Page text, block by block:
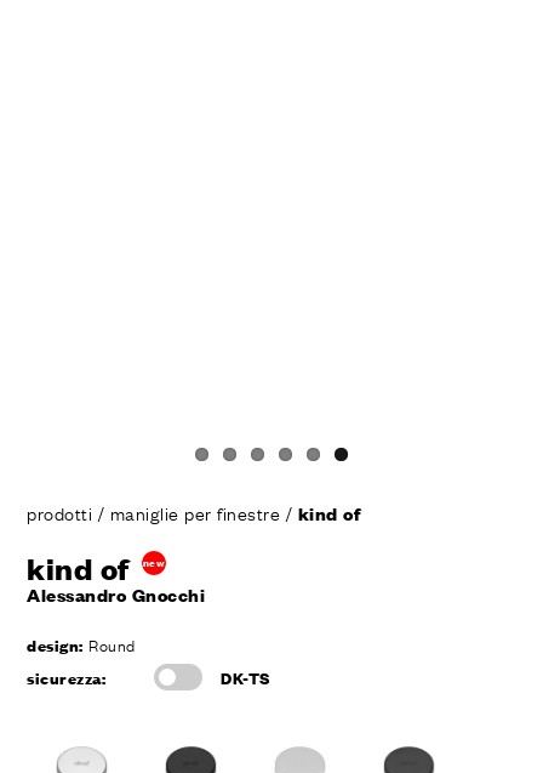
prodotti / maniglie per finestre / kind of
kind of new
Alessandro Gnocchi
design: Round
sicurezza:
DK-TS